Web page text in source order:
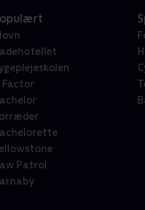
Factor
Patrol